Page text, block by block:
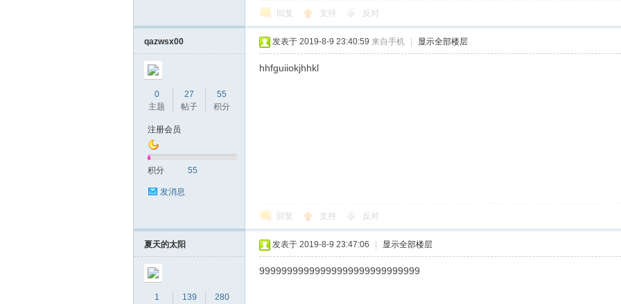
回复 支持 反对
qazwsx00
0
主题
27
帖子
55
积分
注册会员
积分 55
发消息
发表于 2019-8-9 23:40:59 来自手机 显示全部楼层
hhfguiiokjhhkl
回复 支持 反对
夏天的太阳
1
139
280
发表于 2019-8-9 23:47:06 显示全部楼层
99999999999999999999999999999